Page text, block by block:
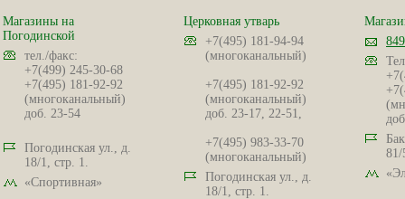
Магазины на
Погодинской
тел./факс:
+7(499) 245-30-68
+7(495) 181-92-92
(многоканальный)
доб. 23-54
Погодинская ул., д.
18/1, стр. 1.
«Спортивная»
Церковная утварь
+7(495) 181-94-94
(многоканальный)
+7(495) 181-92-92
(многоканальный)
доб. 23-17, 22-51,
+7(495) 983-33-70
(многоканальный)
Погодинская ул., д.
18/1, стр. 1.
81/